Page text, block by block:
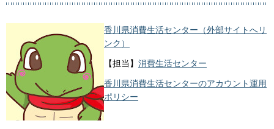
香川県消費生活センター（外部サイトへリ
ンク）
【担当】 消費生活センター
香川県消費生活センターのアカウント運用
ポリシー